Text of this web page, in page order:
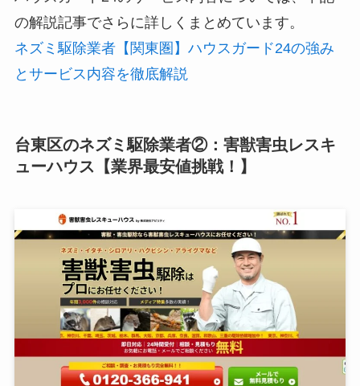
の解説記事でさらに詳しくまとめています。
ネズミ駆除業者【関東圏】ハウスガード24の強み
とサービス内容を徹底解説
台東区のネズミ駆除業者②：害獣害虫レスキ
ューハウス【業界最安値挑戦！】